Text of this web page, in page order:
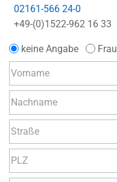
02161-566 24-0
+49-(0)1522-962 16 33
keine Angabe Frau